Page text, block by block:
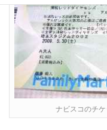
ナビスコのチケ